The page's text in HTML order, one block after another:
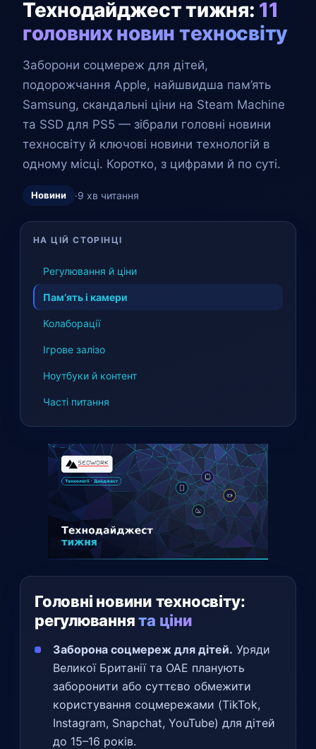
Технодайджест тижня: 11
головних новин техносвіту
Заборони соцмереж для дітей,
подорожчання Apple, найшвидша пам’ять
Samsung, скандальні ціни на Steam Machine
та SSD для PS5 — зібрали головні новини
техносвіту й ключові новини технологій в
одному місці. Коротко, з цифрами й по суті.
Новини ·9 хв читання
НА ЦІЙ СТОРІНЦІ
Регулювання й ціни
Пам’ять і камери
Колаборації
Ігрове залізо
Ноутбуки й контент
Часті питання
Головні новини техносвіту:
регулюваннята ціни
Заборона соцмереж для дітей. Уряди
Великої Британії та ОАЕ планують
заборонити або суттєво обмежити
користування соцмережами (TikTok,
Instagram, Snapchat, YouTube) для дітей
до 15–16 років.